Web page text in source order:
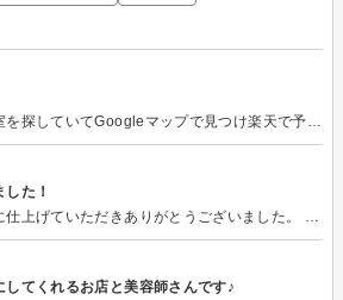
た！
てくれるお店と美容師さんです♪